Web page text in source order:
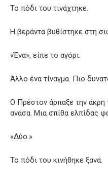
Το πόδι του τινάχτηκε.
Η βεράντα βυθίστηκε στη
«Ένα», είπε το αγόρι.
Άλλο ένα τίναγμα. Πιο
Ο Πρέστον άρπαξε την άκρη
ανάσα. Μια σπίθα ελπίδας
«Δύο.»
Το πόδι του κινήθηκε ξανά.